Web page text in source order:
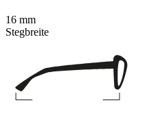
16 mm
Stegbreite